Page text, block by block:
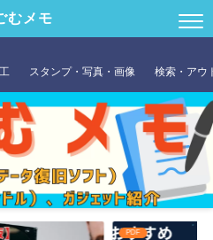
むメモ
スタンプ・写真・画像 検索・アウ
PDF